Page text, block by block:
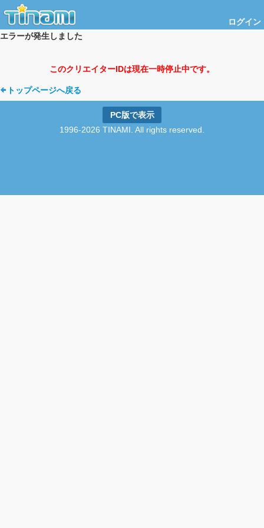
ログイン
エラーが発生しました
このクリエイターIDは現在一時停止中です。
トップページへ戻る
PC版で表示
1996-2026 TINAMI. All rights reserved.